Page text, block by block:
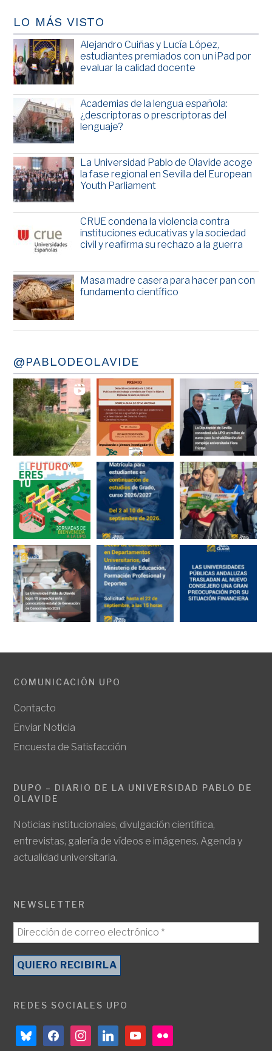
LO MÁS VISTO
Alejandro Cuiñas y Lucía López,
estudiantes premiados con un iPad por
evaluar la calidad docente
Academias de la lengua española:
¿descriptoras o prescriptoras del
lenguaje?
La Universidad Pablo de Olavide acoge
la fase regional en Sevilla del European
Youth Parliament
CRUE condena la violencia contra
instituciones educativas y la sociedad
civil y reafirma su rechazo a la guerra
Masa madre casera para hacer pan con
fundamento científico
@PABLODEOLAVIDE
COMUNICACIÓN UPO
Contacto
Enviar Noticia
Encuesta de Satisfacción
DUPO – DIARIO DE LA UNIVERSIDAD PABLO DE
OLAVIDE
Noticias institucionales, divulgación científica,
entrevistas, galería de vídeos e imágenes. Agenda y
actualidad universitaria.
NEWSLETTER
REDES SOCIALES UPO
blueskyfacebookinstagramlinkedinyoutubeflickr